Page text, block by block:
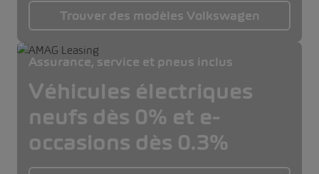
Trouver des modèles Volkswagen
Assurance, service et pneus inclus
Véhicules électriques
neufs dès 0% et e-
occasions dès 0.3%